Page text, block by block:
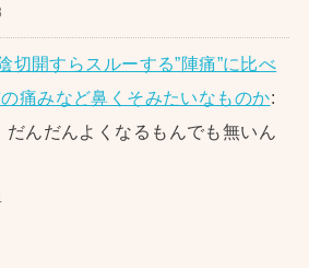
切開すらスルーする”陣痛”に比べ
痛みなど鼻くそみたいなものか:
だんだんよくなるもんでも無いん